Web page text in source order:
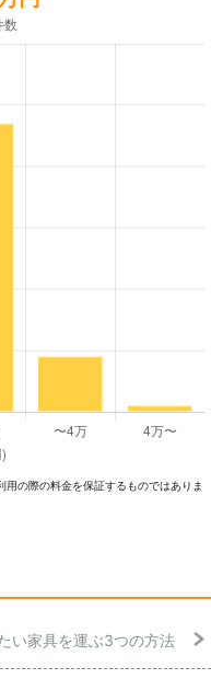
の際の料⾦を保証するものではありま
い家具を運ぶ3つの方法